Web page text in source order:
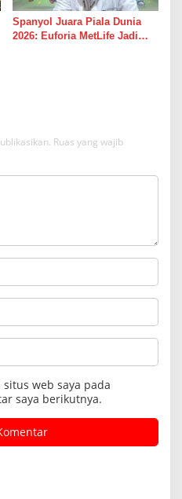
Spanyol Juara Piala Dunia
2026: Euforia MetLife Jadi
Ruas yang wajib
web saya pada
saya berikutnya.